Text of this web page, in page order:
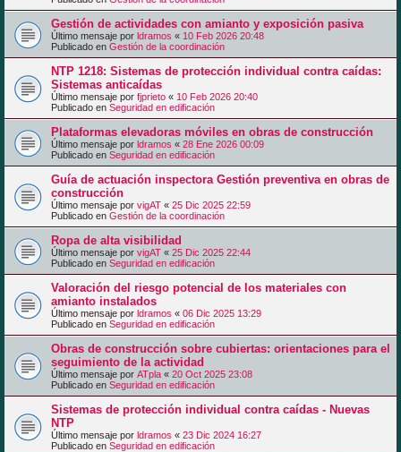
Gestión de actividades con amianto y exposición pasiva
Último mensaje por ldramos « 10 Feb 2026 20:48
Publicado en Gestión de la coordinación
NTP 1218: Sistemas de protección individual contra caídas:
Sistemas anticaídas
Último mensaje por fjprieto « 10 Feb 2026 20:40
Publicado en Seguridad en edificación
Plataformas elevadoras móviles en obras de construcción
Último mensaje por ldramos « 28 Ene 2026 00:09
Publicado en Seguridad en edificación
Guía de actuación inspectora Gestión preventiva en obras de
construcción
Último mensaje por vigAT « 25 Dic 2025 22:59
Publicado en Gestión de la coordinación
Ropa de alta visibilidad
Último mensaje por vigAT « 25 Dic 2025 22:44
Publicado en Seguridad en edificación
Valoración del riesgo potencial de los materiales con
amianto instalados
Último mensaje por ldramos « 06 Dic 2025 13:29
Publicado en Seguridad en edificación
Obras de construcción sobre cubiertas: orientaciones para el
seguimiento de la actividad
Último mensaje por ATpla « 20 Oct 2025 23:08
Publicado en Seguridad en edificación
Sistemas de protección individual contra caídas - Nuevas
NTP
Último mensaje por ldramos « 23 Dic 2024 16:27
Publicado en Seguridad en edificación